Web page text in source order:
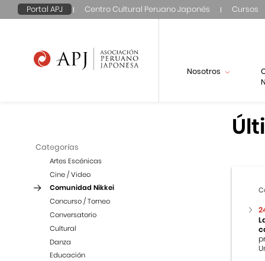
Portal APJ Centro Cultural Peruano Japonés Cursos
Nosotros
Categorías
Artes Escénicas
Cine / Video
Comunidad Nikkei
Concurso / Torneo
Conversatorio
Cultural
Danza
Educación